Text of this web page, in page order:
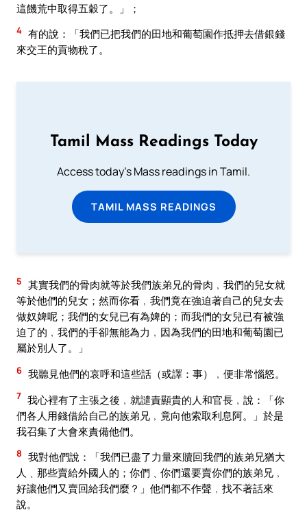
這饑荒中取得五穀了。」；
4 有的說：「我們已把我們的田地和葡萄園作抵押去借銀錢
來交王的貢物稅了。
Tamil Mass Readings Today
Access today's Mass readings in Tamil.
TAMIL MASS READINGS
5 其實我們的骨肉就等於我們族弟兄的骨肉﹐我們的兒女就
等於他們的兒女；然而你看﹐我們竟在強迫著自己的兒女去
做奴婢呢；我們的女兒已有為婢的；而我們的女兒已有被強
迫了的﹐我們的手卻無能為力﹐因為我們的田地和葡萄園已
屬於別人了。」
6 我聽見他們的哀呼和這些話（或譯：事）﹐便非常惱怒。
7 我心裡有了主張之後﹐就譴責顯貴的人和官長﹐說：「你
們各人用錢借給自己的族弟兄﹐竟向他索取利息阿。」於是
我召集了大會來責備他們。
8 我對他們說：「我們已盡了力量來贖回我們的族弟兄猶大
人﹑那些賣給外國人的；你們﹑你們還要賣你們的族弟兄﹐
好讓他們又賣回給我們麼？」他們都不作聲﹐找不著話來
說。